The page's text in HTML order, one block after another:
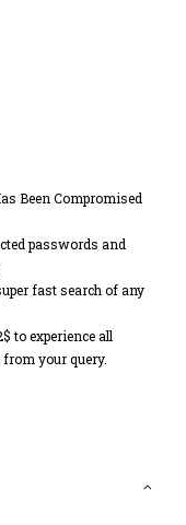
Been Compromised
passwords and
fast search of any
to experience all
your query.